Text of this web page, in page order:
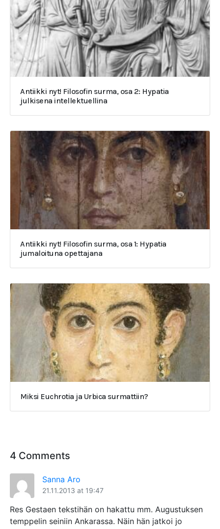
Antiikki nyt! Filosofin surma, osa 2: Hypatia
julkisena intellektuellina
Antiikki nyt! Filosofin surma, osa 1: Hypatia
jumaloituna opettajana
Miksi Euchrotia ja Urbica surmattiin?
4 Comments
Sanna Aro
21.11.2013 at 19:47
Res Gestaen tekstihän on hakattu mm. Augustuksen
temppelin seiniin Ankarassa. Näin hän jatkoi jo